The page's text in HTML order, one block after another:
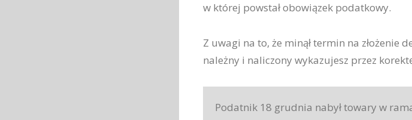
w której powstał obowiązek podatkowy.
Z uwagi na to, że minął termin na złożenie
należny i naliczony wykazujesz przez
Podatnik 18 grudnia nabył towary w